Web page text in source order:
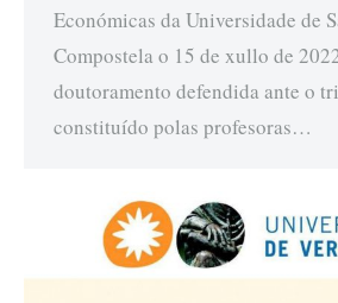
Económicas da Universidade de
Compostela o 15 de xullo de
doutoramento defendida ante o
constituído polas profesoras…